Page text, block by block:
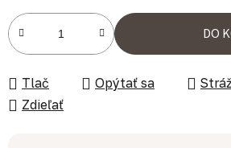
Jednotková cena:
DO
Tlač Opýtať sa
Zdieľať